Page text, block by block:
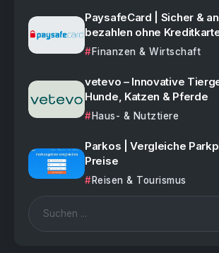
PaysafeCard | Sicher &
bezahlen ohne
Finanzen & Wirtschaft
vetevo – Innovative
Hunde, Katzen & Pferde
Haus- & Nutztiere
Parkos | Vergleiche
Preise
Reisen & Tourismus